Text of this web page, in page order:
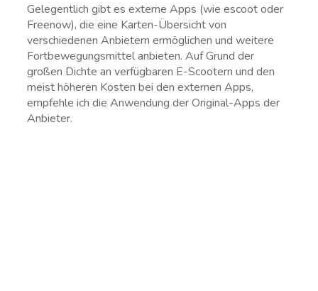
Gelegentlich gibt es externe Apps (wie escoot oder
Freenow), die eine Karten-Übersicht von
verschiedenen Anbietern ermöglichen und weitere
Fortbewegungsmittel anbieten. Auf Grund der
großen Dichte an verfügbaren E-Scootern und den
meist höheren Kosten bei den externen Apps,
empfehle ich die Anwendung der Original-Apps der
Anbieter.